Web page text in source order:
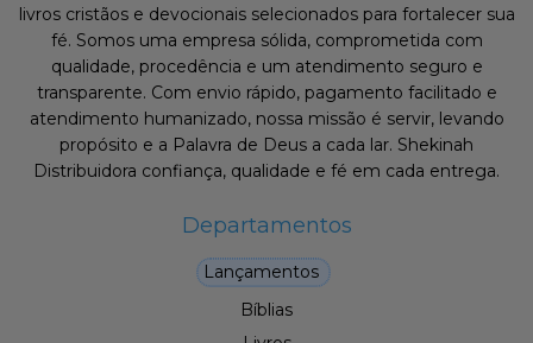
livros cristãos e devocionais selecionados para fortalecer sua
fé. Somos uma empresa sólida, comprometida com
qualidade, procedência e um atendimento seguro e
transparente. Com envio rápido, pagamento facilitado e
atendimento humanizado, nossa missão é servir, levando
propósito e a Palavra de Deus a cada lar. Shekinah
Distribuidora confiança, qualidade e fé em cada entrega.
Departamentos
Lançamentos
Bíblias